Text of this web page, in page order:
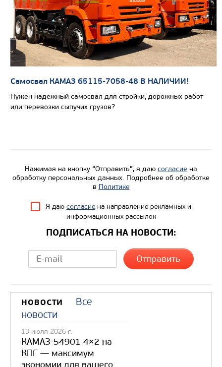
Цена по запросу
Производитель
Экологический класс
Грузоподъемность, кг
Вместимость кузова, м3
Направление разгрузки
Колесная формула
Самосвал КАМАЗ 65115-7058-48 В НАЛИЧИИ!
Нужен надежный самосвал для стройки, дорожных работ
или перевозки сыпучих грузов?
Нажимая на кнопку “Отправить”, я даю согласие на
обработку персональных данных. Подробнее об обработке
в Политике
Я даю согласие на направление рекламных и
информационных рассылок
ПОДПИСАТЬСЯ НА НОВОСТИ:
НОВОСТИ
Все
новости
13 июля 2026 г.
КАМАЗ-54901 4×2 на
КПГ — максимум
экономии для вашего